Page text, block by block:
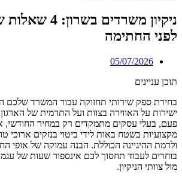
ניקיון משרדים
לפני החתימה
05/07/2026
תוכן עניינים
בחירת ספק שירותי תחזוקה עבור המשרד
ישירות על האווירה בצוות ועל התדמית של הארגון
פעם, בעלי עסקים מתמקדים רק במחיר החודשי,
מקצועיות בשטח באות לידי ביטוי בנזקים ארוכי
ולרמת ההיגיינה הכוללת. הבנה עמוקה של
בוחרים לעבוד תחסוך לכם אינספור שעות של
מול צוותי הניקיון.